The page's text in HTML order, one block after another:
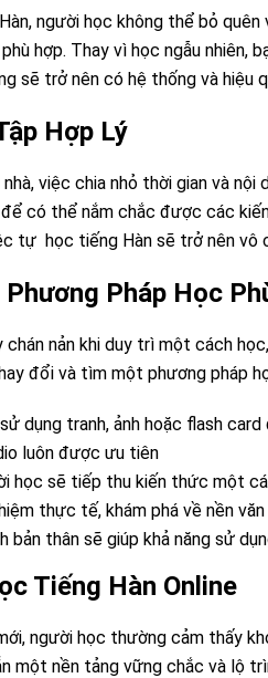
người học không thể bỏ
hợp. Thay vì học ngẫu
sẽ trở nên có hệ thống và hiệu
Hợp Lý
việc chia nhỏ thời gian và
có thể nắm chắc được các
tự học tiếng Hàn sẽ trở nên vô
Pháp Học
nản khi duy trì một cách
đổi và tìm một phương pháp
dụng tranh, ảnh hoặc flash
luôn được ưu tiên
học sẽ tiếp thu kiến thức một
thực tế, khám phá về nền
bản thân sẽ giúp khả năng sử
Tiếng Hàn Online
người học thường cảm thấy
một nền tảng vững chắc và lộ